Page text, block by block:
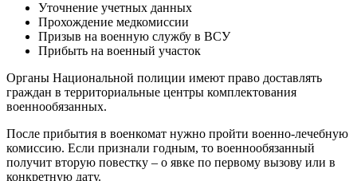
Уточнение учетных данных
Прохождение медкомиссии
Призыв на военную службу в ВСУ
Прибыть на военный участок
Органы Национальной полиции имеют право доставлять
граждан в территориальные центры комплектования
военнообязанных.
После прибытия в военкомат нужно пройти военно-лечебную
комиссию. Если признали годным, то военнообязанный
получит вторую повестку – о явке по первому вызову или в
конкретную дату.